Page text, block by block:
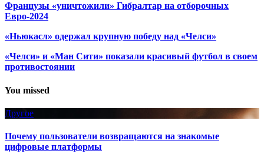
Французы «уничтожили» Гибралтар на отборочных
Евро-2024
«Ньюкасл» одержал крупную победу над «Челси»
«Челси» и «Ман Сити» показали красивый футбол в своем
противостоянии
You missed
Другое
Почему пользователи возвращаются на знакомые
цифровые платформы